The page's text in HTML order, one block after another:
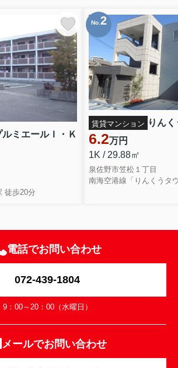
ルミエールＩ・Ｋ
徒歩20分
No. 2
賃貸マンション りん
6.2万円
1K / 29.88㎡
泉佐野市笠松１丁目
南海空港線「りんくうタ
電話でお問い合わせ
072-439-1804
9：00～20：00（水曜日）
メールでお問い合わせ